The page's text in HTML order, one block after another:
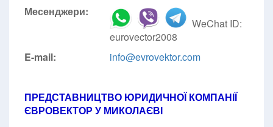
Месенджери:
WeChat ID:
eurovector2008
E-mail:
info@evrovektor.com
ПРЕДСТАВНИЦТВО ЮРИДИЧНОЇ КОМПАНІЇ
ЄВРОВЕКТОР У МИКОЛАЄВІ